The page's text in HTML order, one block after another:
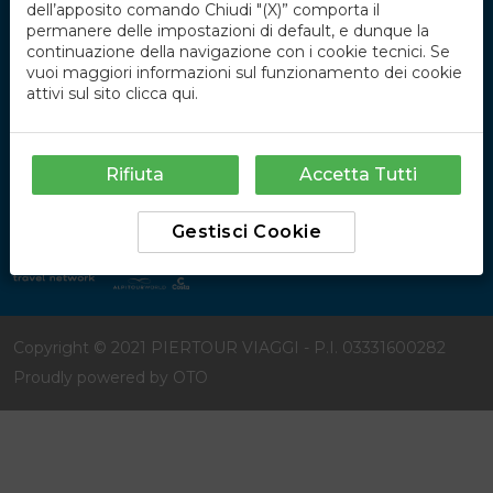
Copyright © 2021 PIERTOUR VIAGGI - P.I. 03331600282
Proudly powered by OTO
dell’apposito comando Chiudi "(X)” comporta il
permanere delle impostazioni di default, e dunque la
continuazione della navigazione con i cookie tecnici. Se
vuoi maggiori informazioni sul funzionamento dei cookie
attivi sul sito clicca qui.
Gestisci Cookie
Rifiuta Accetta Tutti